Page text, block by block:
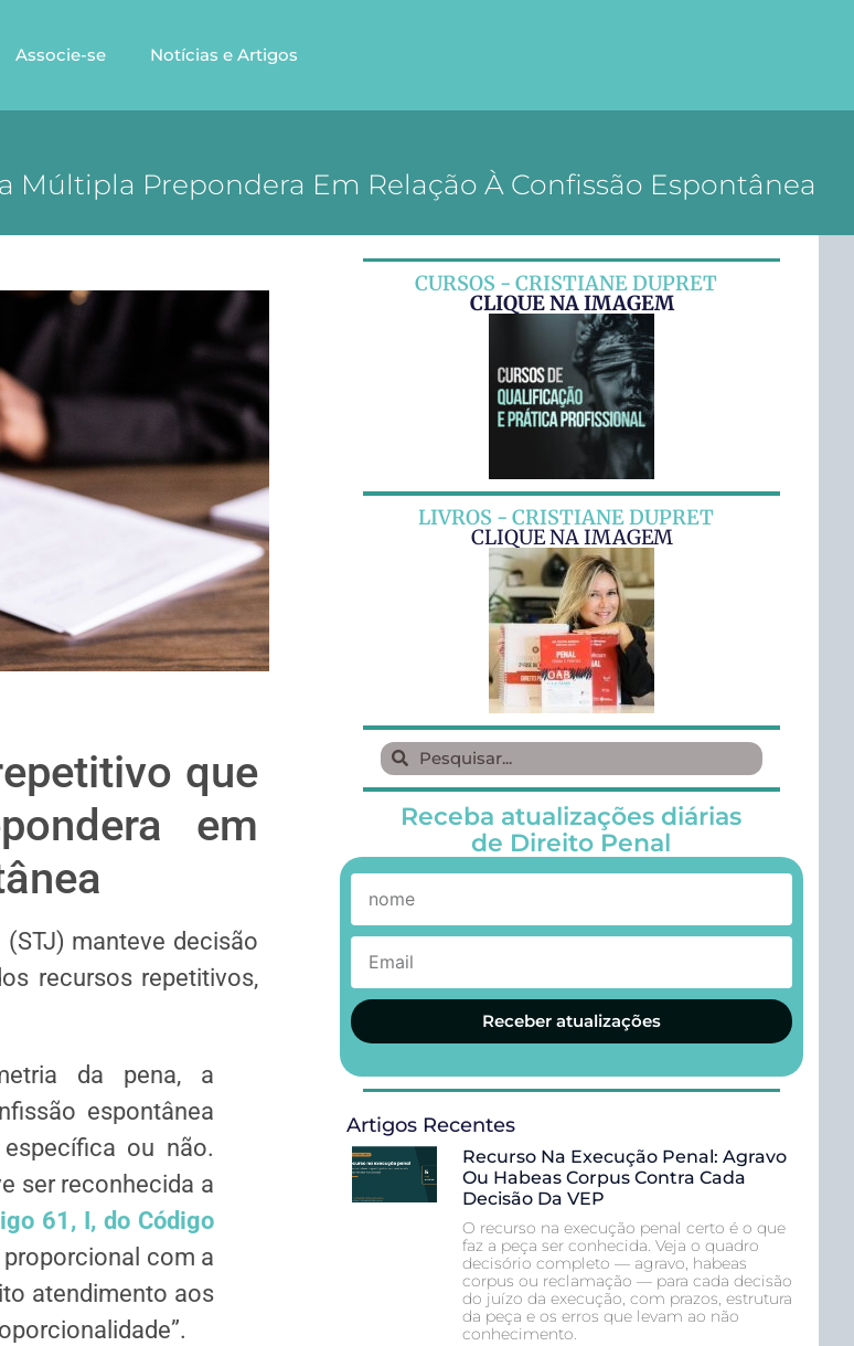
Associe-se Notícias e Artigos
Múltipla Prepondera Em Relação À Confissão Espontânea
que
em
manteve decisão
recursos repetitivos,
da pena, a
espontânea
ou não.
ser reconhecida a
61, I, do Código
com a
atendimento aos
CURSOS - CRISTIANE DUPRET
CLIQUE NA IMAGEM
LIVROS - CRISTIANE DUPRET
CLIQUE NA IMAGEM
Receba atualizações diárias
de Direito Penal
Receber atualizações
Artigos Recentes
Recurso Na Execução Penal: Agravo
Ou Habeas Corpus Contra Cada
Decisão Da VEP
O recurso na execução penal certo é o que
faz a peça ser conhecida. Veja o quadro
decisório completo — agravo, habeas
corpus ou reclamação — para cada decisão
do juízo da execução, com prazos, estrutura
da peça e os erros que levam ao não
conhecimento.